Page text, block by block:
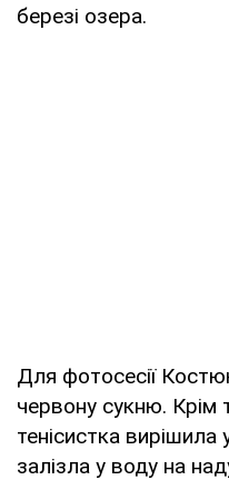
березі озера.
Для фотосесії
червону сукню. Крім
тенісистка вирішила
залізла у воду на